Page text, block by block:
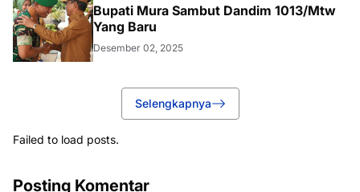
Bupati Mura Sambut Dandim 1013/Mtw
Yang Baru
Desember 02, 2025
Selengkapnya
Failed to load posts.
Posting Komentar